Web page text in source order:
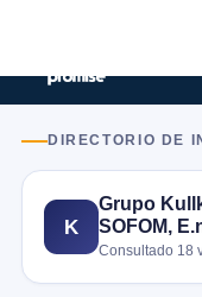
DIRECTORIO DE
K
Grupo
SOFOM,
Consultado 18